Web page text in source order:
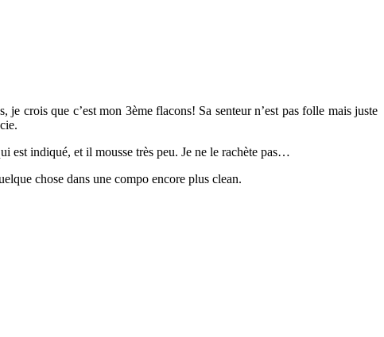
crois que c’est mon 3ème flacons! Sa senteur n’est pas folle mais juste
est indiqué, et il mousse très peu. Je ne le rachète pas…
chose dans une compo encore plus clean.